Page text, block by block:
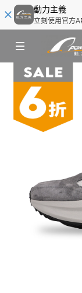
動力主義
立刻使用官方